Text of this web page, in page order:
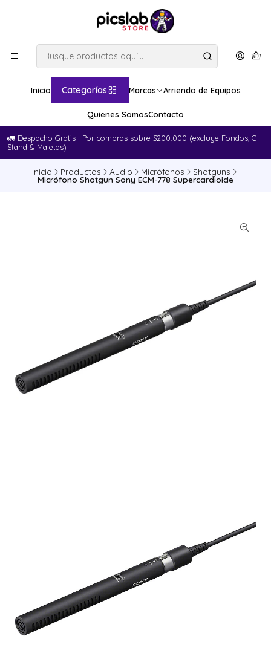
Inicio Categorías Marcas Arriendo de Equipos
Quienes SomosContacto
🚛​ Despacho Gratis | Por compras sobre $200.000 (excluye Fondos, C -
Stand & Maletas)
Inicio Productos Audio Micrófonos Shotguns
Micrófono Shotgun Sony ECM-778 Supercardioide